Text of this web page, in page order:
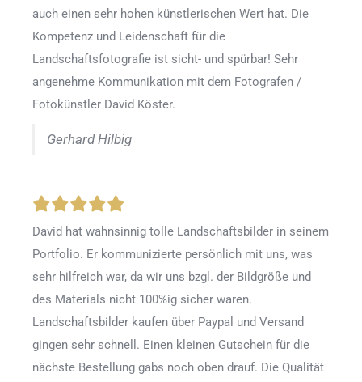
auch einen sehr hohen künstlerischen Wert hat. Die
Kompetenz und Leidenschaft für die
Landschaftsfotografie ist sicht- und spürbar! Sehr
angenehme Kommunikation mit dem Fotografen /
Fotokünstler David Köster.
Gerhard Hilbig
David hat wahnsinnig tolle Landschaftsbilder in seinem
Portfolio. Er kommunizierte persönlich mit uns, was
sehr hilfreich war, da wir uns bzgl. der Bildgröße und
des Materials nicht 100%ig sicher waren.
Landschaftsbilder kaufen über Paypal und Versand
gingen sehr schnell. Einen kleinen Gutschein für die
nächste Bestellung gabs noch oben drauf. Die Qualität